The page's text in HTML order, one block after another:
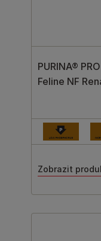
PURINA®
Feline NF
Zobrazit